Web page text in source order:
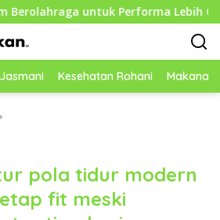
untuk Performa Lebih Optimal
Kesehatan Rohani Makanan
pola tidur modern
fit meski